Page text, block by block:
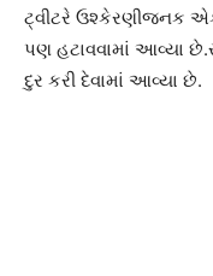
ટ્વીટરે ઉશ્કેરણીજનક
પણ હટાવવામાં આવ્યા
દુર કરી દેવામાં આવ્યા છે.